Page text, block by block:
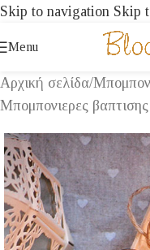
Skip to navigation Skip
Menu
Αρχική σελίδα/
Μπομπονιερες βαπτισης